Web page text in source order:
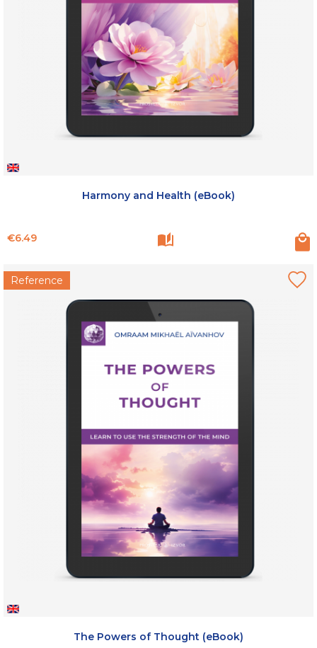
Harmony and Health (eBook)
Price
€6.49
Reference
The Powers of Thought (eBook)